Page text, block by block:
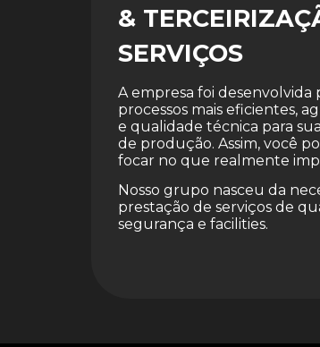
&
SERVIÇOS
A empresa foi desenvolvida
processos mais eficientes,
e qualidade técnica para
de produção. Assim, você
focar no que realmente
Nosso grupo nasceu da
prestação de serviços de
segurança e facilities.